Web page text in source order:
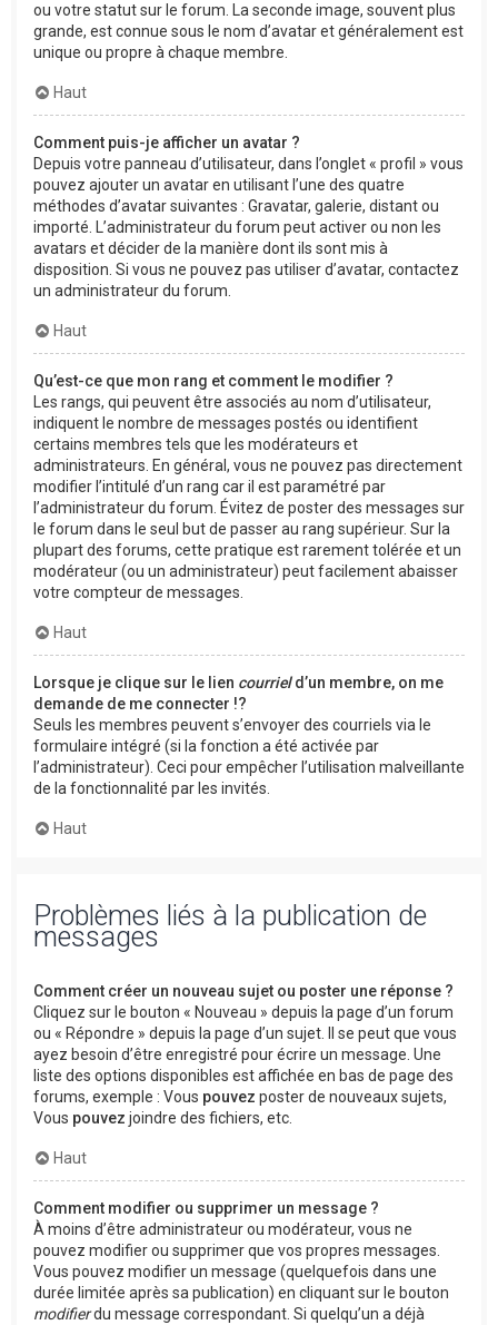
ou votre statut sur le forum. La seconde image, souvent plus
grande, est connue sous le nom d’avatar et généralement est
unique ou propre à chaque membre.
Haut
Comment puis-je afficher un avatar ?
Depuis votre panneau d’utilisateur, dans l’onglet « profil » vous
pouvez ajouter un avatar en utilisant l’une des quatre
méthodes d’avatar suivantes : Gravatar, galerie, distant ou
importé. L’administrateur du forum peut activer ou non les
avatars et décider de la manière dont ils sont mis à
disposition. Si vous ne pouvez pas utiliser d’avatar, contactez
un administrateur du forum.
Haut
Qu’est-ce que mon rang et comment le modifier ?
Les rangs, qui peuvent être associés au nom d’utilisateur,
indiquent le nombre de messages postés ou identifient
certains membres tels que les modérateurs et
administrateurs. En général, vous ne pouvez pas directement
modifier l’intitulé d’un rang car il est paramétré par
l’administrateur du forum. Évitez de poster des messages sur
le forum dans le seul but de passer au rang supérieur. Sur la
plupart des forums, cette pratique est rarement tolérée et un
modérateur (ou un administrateur) peut facilement abaisser
votre compteur de messages.
Haut
Lorsque je clique sur le lien courrield’un membre, on me
demande de me connecter !?
Seuls les membres peuvent s’envoyer des courriels via le
formulaire intégré (si la fonction a été activée par
l’administrateur). Ceci pour empêcher l’utilisation malveillante
de la fonctionnalité par les invités.
Haut
Problèmes liés à la publication de
messages
Comment créer un nouveau sujet ou poster une réponse ?
Cliquez sur le bouton « Nouveau » depuis la page d’un forum
ou « Répondre » depuis la page d’un sujet. Il se peut que vous
ayez besoin d’être enregistré pour écrire un message. Une
liste des options disponibles est affichée en bas de page des
forums, exemple : Vous pouvez poster de nouveaux sujets,
Vous pouvez joindre des fichiers, etc.
Haut
Comment modifier ou supprimer un message ?
À moins d’être administrateur ou modérateur, vous ne
pouvez modifier ou supprimer que vos propres messages.
Vous pouvez modifier un message (quelquefois dans une
durée limitée après sa publication) en cliquant sur le bouton
modifierdu message correspondant. Si quelqu’un a déjà